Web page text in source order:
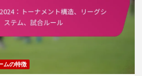
ムの特徴